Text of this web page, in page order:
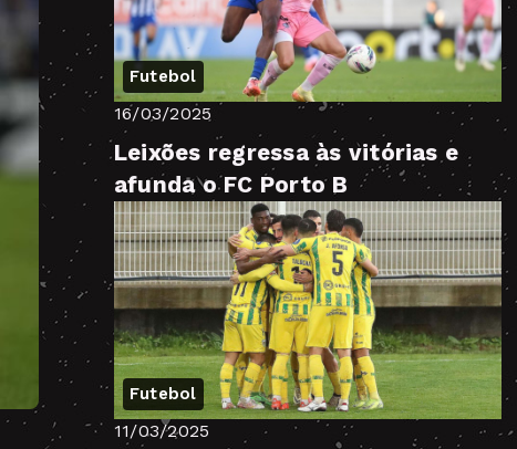
Futebol
16/03/2025
Leixões regressa às vitórias e
afunda o FC Porto B
Futebol
11/03/2025